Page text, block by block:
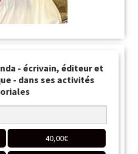
- écrivain, éditeur et
- dans ses activités
40,00€